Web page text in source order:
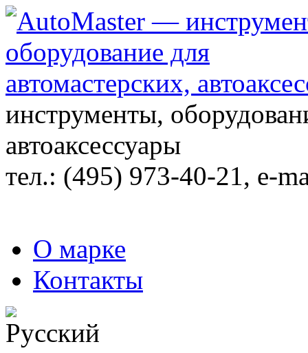
инструменты,
автоаксессуары
тел.: (495) 973-40-21, e-
О марке
Контакты